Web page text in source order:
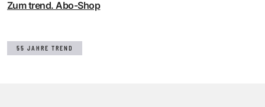
Zum trend. Abo-Shop
55 JAHRE TREND